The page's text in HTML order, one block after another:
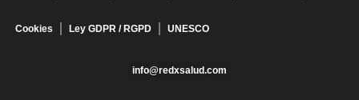
Cookies Ley GDPR / RGPD UNESCO
info@redxsalud.com